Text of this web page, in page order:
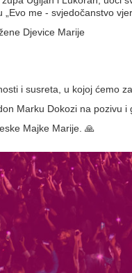
me - svjedočanstvo
Djevice Marije
i susreta, u kojoj ćemo
Marku Dokozi na pozivu i
Majke Marije. 🙏